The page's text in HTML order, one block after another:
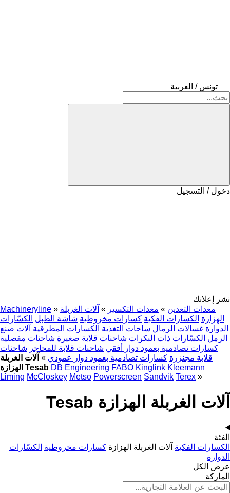
تونس / العربية
دخول / التسجيل
نشر إعلانك
Machineryline » معدات التعدين » معدات التكسير » آلات الغربلة
الهزازة الكسارات الفكية كسارات مخروطية شاشة الطبل الكسّارات
الدوارة غسالات الرمال ساحات التغذية الكسارات المطرقية آلات صنع
الرمل الكسّارات ذات البكرات شاحنات قلابة صغيرة شاحنات مفصلية
كسارات تصادمية بعمود دوار أفقي شاحنات قلابة للمحاجر شاحنات
قلابة مجنزرة كسارات تصادمية بعمود دوار عمودي » آلات الغربلة
الهزازة Tesab DB Engineering FABO Kinglink Kleemann
Liming McCloskey Metso Powerscreen Sandvik Terex »
آلات الغربلة الهزازة Tesab
الفئة
الكسارات الفكية آلات الغربلة الهزازة كسارات مخروطية الكسّارات
الدوارة
عرض الكل
الماركة